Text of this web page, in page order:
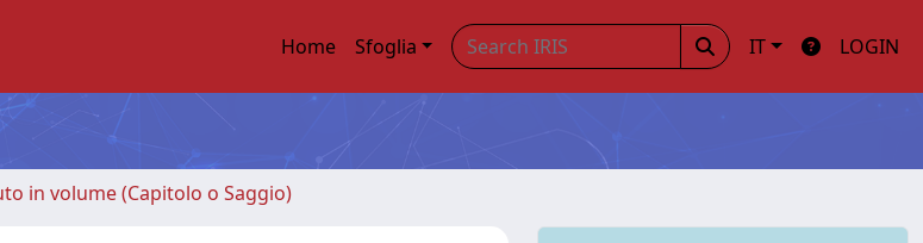
Home Sfoglia IT LOGIN
in volume (Capitolo o Saggio)